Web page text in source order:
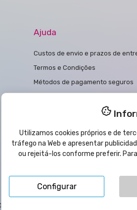
Ajuda
Custos de envio e prazos de
Termos e Condições
Métodos de pagamento seguros
política de Privacidade
Aviso Legal
Política de acessibilidade
SL - C/Juan Bautista Llorens, 109B - 12540
Utilizamos cookies próprios e de
tráfego na Web e apresentar
ou rejeitá-los conforme preferir.
Configurar